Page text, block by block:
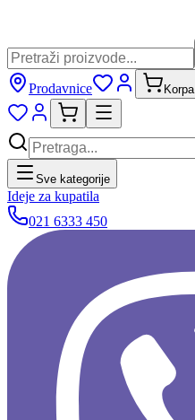
Prodavnice Korpa
Sve kategorije
Ideje za kupatila
021 6333 450